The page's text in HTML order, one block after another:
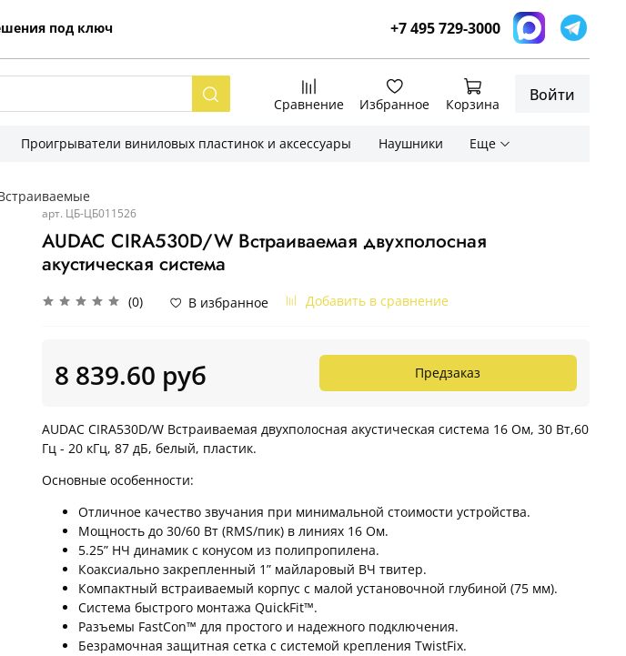
под ключ +7 495 729-3000
Сравнение Избранное Корзина Войти
Проигрыватели виниловых пластинок и аксессуары Наушники Еще
арт. ЦБ-ЦБ011526
AUDAC CIRA530D/W Встраиваемая двухполосная
акустическая система
(0) В избранное Добавить в сравнение
8 839.60 руб Предзаказ
AUDAC CIRA530D/W Встраиваемая двухполосная акустическая система 16 Ом, 30 Вт,60
Гц - 20 кГц, 87 дБ, белый, пластик.
Основные особенности:
Отличное качество звучания при минимальной стоимости устройства.
Мощность до 30/60 Вт (RMS/пик) в линиях 16 Ом.
5.25” НЧ динамик с конусом из полипропилена.
Коаксиально закрепленный 1” майларовый ВЧ твитер.
Компактный встраиваемый корпус с малой установочной глубиной (75 мм).
Система быстрого монтажа QuickFit™.
Разъемы FastCon™ для простого и надежного подключения.
Безрамочная защитная сетка с системой крепления TwistFix.